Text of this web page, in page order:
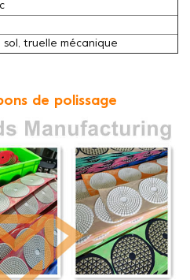
sol, truelle mécanique
de polissage